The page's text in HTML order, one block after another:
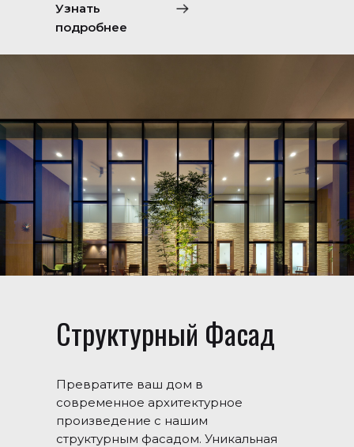
Узнать
подробнее
Структурный Фасад
Превратите ваш дом в
современное архитектурное
произведение с нашим
структурным фасадом. Уникальная